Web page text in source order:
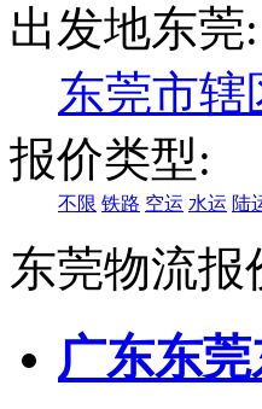
出发地东莞:
东莞市辖
报价类型:
不限 铁路 空运 水运 陆
东莞物流报
广东东